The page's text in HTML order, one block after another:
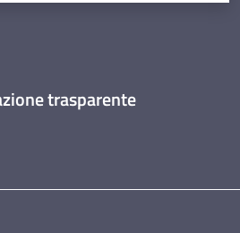
trasparente